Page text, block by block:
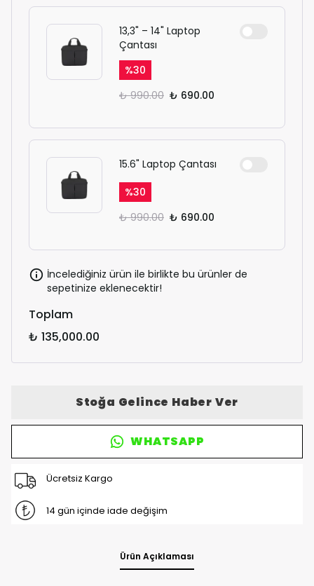
13,3" – 14" Laptop
Çantası
%30
₺ 990.00 ₺ 690.00
15.6" Laptop Çantası
%30
₺ 990.00 ₺ 690.00
İncelediğiniz ürün ile birlikte bu ürünler de
sepetinize eklenecektir!
Toplam
₺ 135,000.00
Stoğa Gelince Haber Ver
WHATSAPP
Ücretsiz Kargo
14 gün içinde iade değişim
Ürün Açıklaması